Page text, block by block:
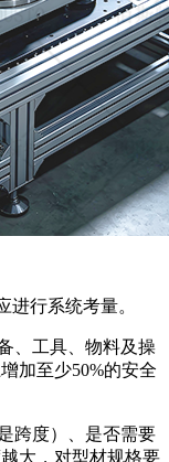
进行系统考量。
、工具、物料及操
加至少50%的安全
跨度）、是否需要
大，对型材规格要